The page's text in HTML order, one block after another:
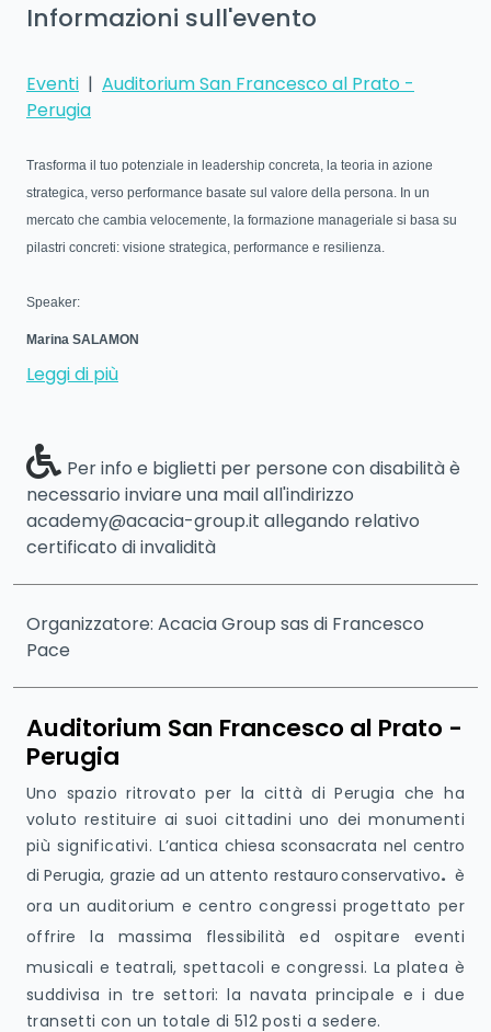
Informazioni sull'evento
Eventi | Auditorium San Francesco al Prato -
Perugia
Trasforma il tuo potenziale in leadership concreta, la teoria in azione
strategica, verso performance basate sul valore della persona. In un
mercato che cambia velocemente, la formazione manageriale si basa su
pilastri concreti: visione strategica, performance e resilienza.
Speaker:
Marina SALAMON
Leggi di più
Per info e biglietti per persone con disabilità è
necessario inviare una mail all'indirizzo
academy@acacia-group.it allegando relativo
certificato di invalidità
Organizzatore: Acacia Group sas di Francesco
Pace
Auditorium San Francesco al Prato -
Perugia
Uno spazio ritrovato per la città di Perugia che ha
voluto restituire ai suoi cittadini uno dei monumenti
più significativi. L’antica chiesa sconsacrata nel centro
di Perugia, grazie ad un attento restauroconservativo. è
ora un auditorium e centro congressi progettato per
offrire la massima flessibilità ed ospitare eventi
musicali e teatrali, spettacoli e congressi. La platea è
suddivisa in tre settori: la navata principale e i due
transetti con un totale di 512 posti a sedere.